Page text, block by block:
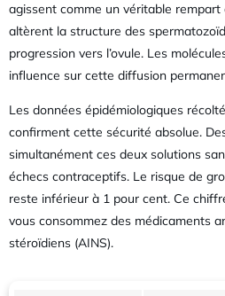
agissent comme un véritable rempart
altèrent la structure des
progression vers l’ovule. Les
influence sur cette diffusion
Les données épidémiologiques
confirment cette sécurité absolue.
simultanément ces deux solutions
échecs contraceptifs. Le risque de
reste inférieur à 1 pour cent. Ce
vous consommez des médicaments
stéroïdiens (AINS).